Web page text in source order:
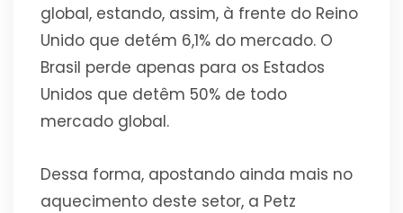
global, estando, assim, à frente do Reino
Unido que detém 6,1% do mercado. O
Brasil perde apenas para os Estados
Unidos que detêm 50% de todo
mercado global.
Dessa forma, apostando ainda mais no
aquecimento deste setor, a Petz